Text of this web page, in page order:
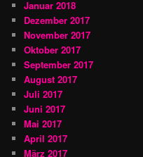
Januar 2018
Dezember 2017
November 2017
Oktober 2017
September 2017
August 2017
Juli 2017
Juni 2017
Mai 2017
April 2017
März 2017